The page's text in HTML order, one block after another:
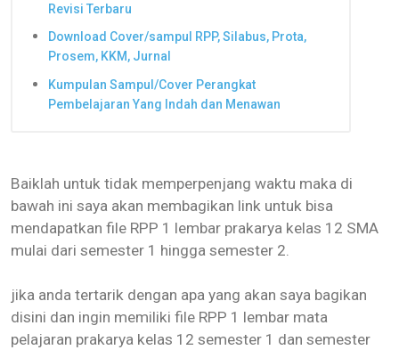
Revisi Terbaru
Download Cover/sampul RPP, Silabus, Prota,
Prosem, KKM, Jurnal
Kumpulan Sampul/Cover Perangkat
Pembelajaran Yang Indah dan Menawan
Baiklah untuk tidak memperpenjang waktu maka di
bawah ini saya akan membagikan link untuk bisa
mendapatkan file RPP 1 lembar prakarya kelas 12 SMA
mulai dari semester 1 hingga semester 2.
jika anda tertarik dengan apa yang akan saya bagikan
disini dan ingin memiliki file RPP 1 lembar mata
pelajaran prakarya kelas 12 semester 1 dan semester